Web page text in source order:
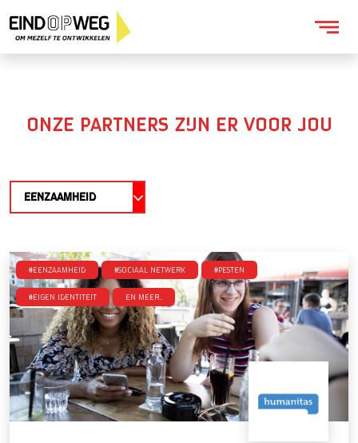
ONZE PARTNERS ZIJN ER VOOR JOU
EENZAAMHEID
#Eenzaamheid #Sociaal netwerk #Pesten
#Eigen identiteit en meer..